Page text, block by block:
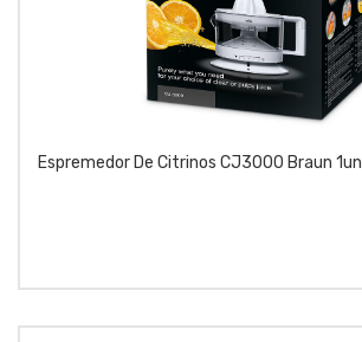
Espremedor De Citrinos CJ3000 Braun 1un